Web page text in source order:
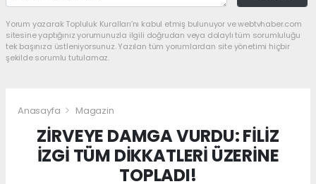
Yorum yazarak Topluluk Kuralları’nı kabul etmiş bulunuyor ve webtvhaber.com
sitesine yaptığınız yorumunuzla ilgili doğrudan veya dolaylı tüm sorumluluğu
tek başınıza üstleniyorsunuz. Yazılan tüm yorumlardan site yönetimi hiçbir
şekilde sorumlu tutulamaz.
Anasayfa Magazin
ZİRVEYE DAMGA VURDU: FİLİZ
İZGİ TÜM DİKKATLERİ ÜZERİNE
TOPLADI!